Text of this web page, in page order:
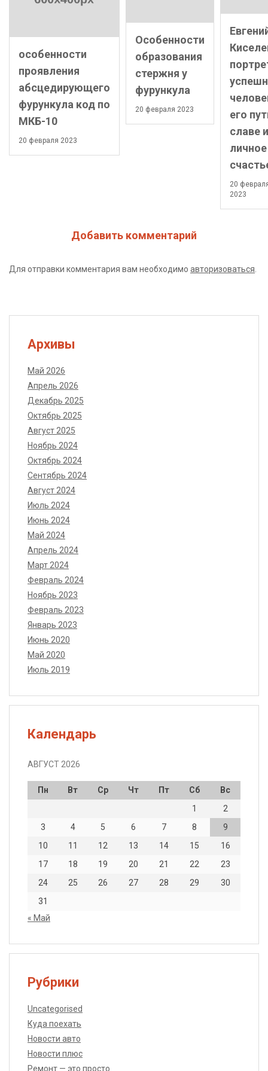
особенности
проявления
абсцедирующего
фурункула код по
МКБ-10
20 февраля 2023
Особенности
образования
стержня у
фурункула
20 февраля 2023
его
славе и
личное
20
2023
Добавить комментарий
Для отправки комментария вам необходимо авторизоваться
Архивы
Май 2026
Апрель 2026
Декабрь 2025
Октябрь 2025
Август 2025
Ноябрь 2024
Октябрь 2024
Сентябрь 2024
Август 2024
Июль 2024
Июнь 2024
Май 2024
Апрель 2024
Март 2024
Февраль 2024
Ноябрь 2023
Февраль 2023
Январь 2023
Июнь 2020
Май 2020
Июль 2019
Календарь
АВГУСТ 2026
Пн Вт Ср Чт Пт Сб
Вс
1
2
3
4 5 6 7 8
9
10
11 12 13 14 15
16
17
18 19 20 21 22
23
24
25 26 27 28 29
30
31
« Май
Рубрики
Uncategorised
Куда поехать
Новости авто
Новости плюс
Ремонт — это просто